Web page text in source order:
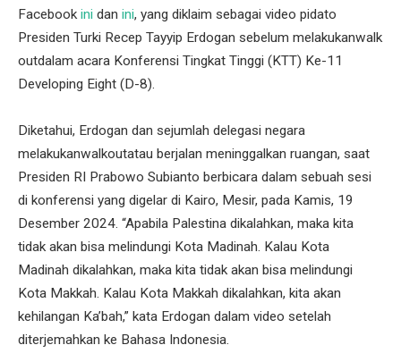
Facebookini dan ini, yang diklaim sebagai video pidato
Presiden Turki Recep Tayyip Erdogan sebelum melakukanwalk
outdalam acara Konferensi Tingkat Tinggi (KTT) Ke-11
Developing Eight (D-8).
Diketahui, Erdogan dan sejumlah delegasi negara
melakukanwalkoutatau berjalan meninggalkan ruangan, saat
Presiden RI Prabowo Subianto berbicara dalam sebuah sesi
di konferensi yang digelar di Kairo, Mesir, pada Kamis, 19
Desember 2024. “Apabila Palestina dikalahkan, maka kita
tidak akan bisa melindungi Kota Madinah. Kalau Kota
Madinah dikalahkan, maka kita tidak akan bisa melindungi
Kota Makkah. Kalau Kota Makkah dikalahkan, kita akan
kehilangan Ka’bah,” kata Erdogan dalam video setelah
diterjemahkan ke Bahasa Indonesia.